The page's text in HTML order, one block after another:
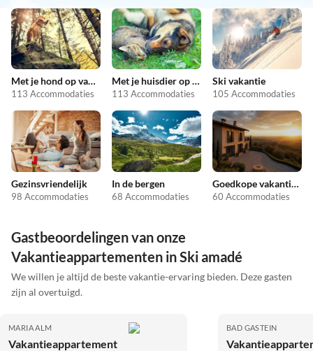
Met je hond op vakantie
113 Accommodaties
Met je huisdier op vakantie
113 Accommodaties
Ski vakantie
105 Accommodaties
Gezinsvriendelijk
98 Accommodaties
In de bergen
68 Accommodaties
Goedkope vakantieappartementen
60 Accommodaties
Gastbeoordelingen van onze
Vakantieappartementen in Ski amadé
We willen je altijd de beste vakantie-ervaring bieden. Deze gasten
zijn al overtuigd.
MARIA ALM
Vakantieappartement
BAD GASTEIN